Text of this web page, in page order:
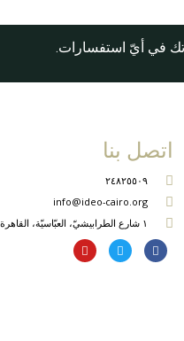
في أيّ استفسارات.
اتصل بنا
٢٤٨٢٥٥٠٩
info@ideo-cairo.org
١ شارع الطرابيشيّ، العبّاسيّة، القاهرة